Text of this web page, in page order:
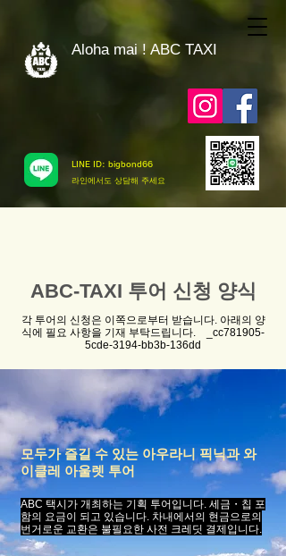
LINE ID: bigbond66
​라인에서도 상담해 주세요
Aloha mai ! ABC TAXI
ABC-TAXI 투어 신청 양식
각 투어의 신청은 이쪽으로부터 받습니다. 아래의 양
식에 필요 사항을 기재 부탁드립니다. _cc781905-
5cde-3194-bb3b-136dd
모두가 즐길 수 있는 아우라니 픽닉과 와
이클레 아울렛 투어
​ABC 택시가 개최하는 기획 투어입니다. 세금・칩 포
함의 요금이 되고 있습니다. 차내에서의 현금으로의
번거로운 교환은 불필요한 사전 크레딧 결제입니다.